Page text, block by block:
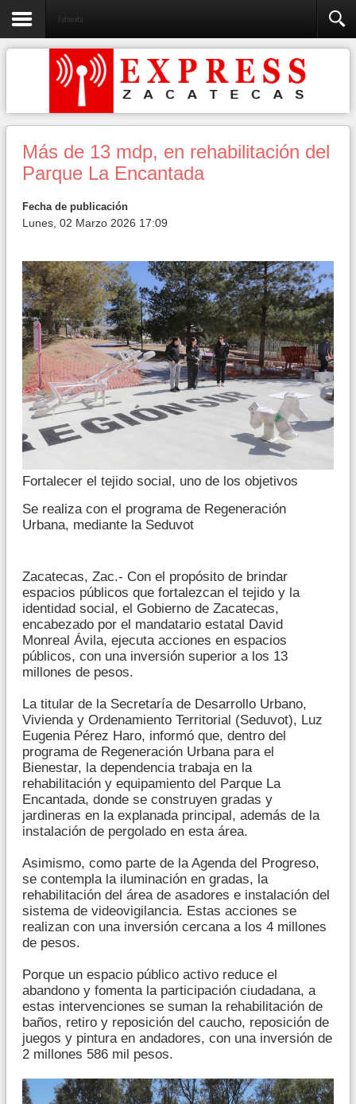
Fotonota
Más de 13 mdp, en rehabilitación del
Parque La Encantada
Fecha de publicación
Lunes, 02 Marzo 2026 17:09
Fortalecer el tejido social, uno de los objetivos
Se realiza con el programa de Regeneración
Urbana, mediante la Seduvot
Zacatecas, Zac.- Con el propósito de brindar
espacios públicos que fortalezcan el tejido y la
identidad social, el Gobierno de Zacatecas,
encabezado por el mandatario estatal David
Monreal Ávila, ejecuta acciones en espacios
públicos, con una inversión superior a los 13
millones de pesos.
La titular de la Secretaría de Desarrollo Urbano,
Vivienda y Ordenamiento Territorial (Seduvot), Luz
Eugenia Pérez Haro, informó que, dentro del
programa de Regeneración Urbana para el
Bienestar, la dependencia trabaja en la
rehabilitación y equipamiento del Parque La
Encantada, donde se construyen gradas y
jardineras en la explanada principal, además de la
instalación de pergolado en esta área.
Asimismo, como parte de la Agenda del Progreso,
se contempla la iluminación en gradas, la
rehabilitación del área de asadores e instalación del
sistema de videovigilancia. Estas acciones se
realizan con una inversión cercana a los 4 millones
de pesos.
Porque un espacio público activo reduce el
abandono y fomenta la participación ciudadana, a
estas intervenciones se suman la rehabilitación de
baños, retiro y reposición del caucho, reposición de
juegos y pintura en andadores, con una inversión de
2 millones 586 mil pesos.